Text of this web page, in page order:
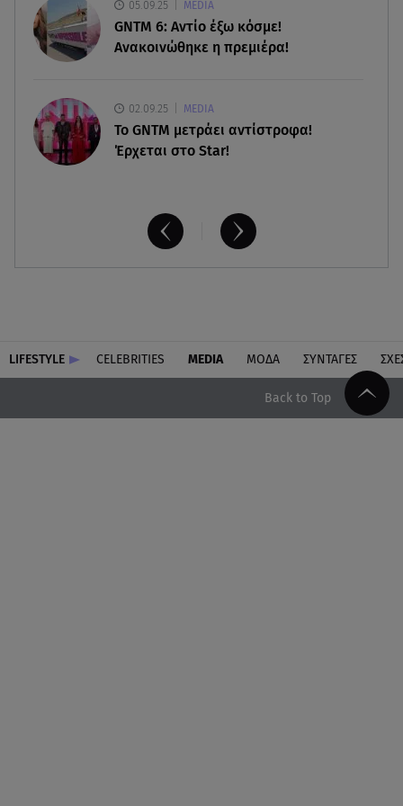
8 Αυγούστου: Σήμερα η Παγκόσμια Ημέρα Γάτας
05.09.25 MEDIA
GNTM 6: Αντίο έξω κόσμε!
Ανακοινώθηκε η πρεμιέρα!
02.09.25 MEDIA
Το GNTM μετράει αντίστροφα!
Έρχεται στο Star!
LIFESTYLE CELEBRITIES MEDIA ΜΟΔΑ ΣΥΝΤΑΓΕΣ
Back to Top